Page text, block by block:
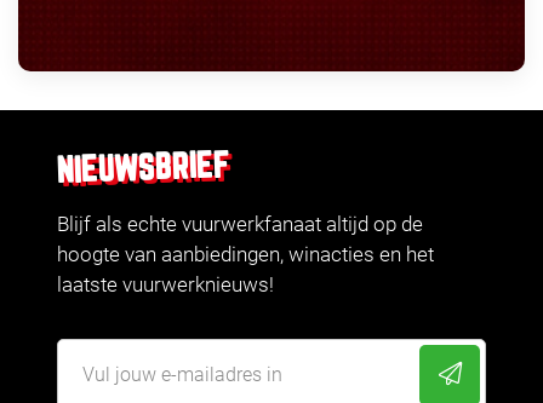
NIEUWSBRIEF
Blijf als echte vuurwerkfanaat altijd op de
hoogte van aanbiedingen, winacties en het
laatste vuurwerknieuws!